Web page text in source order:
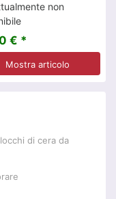
non
€ *
Mostra articolo